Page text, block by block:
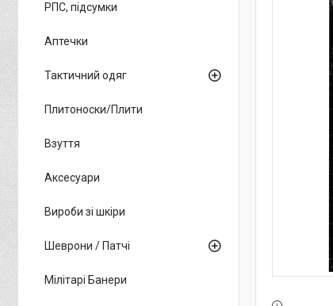
РПС, підсумки
Аптечки
Тактичний одяг
Плитоноски/Плити
Взуття
Аксесуари
Вироби зі шкіри
Шеврони / Патчі
Мілітарі Банери